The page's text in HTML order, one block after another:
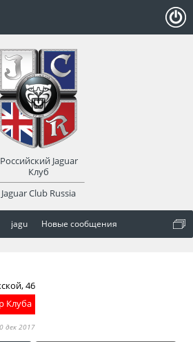
jagu Новые сообщения
46
Клуба
дек 2017
Российский Jaguar
Клуб
Jaguar Club Russia
оват